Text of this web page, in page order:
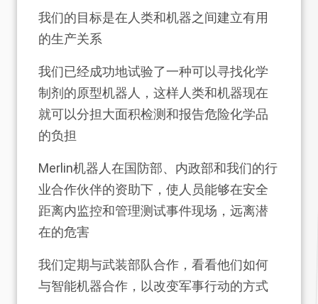
我们的目标是在人类和机器之间建立有用
的生产关系
我们已经成功地试验了一种可以寻找化学
制剂的原型机器人，这样人类和机器现在
就可以分担大面积检测和报告危险化学品
的负担
Merlin机器人在国防部、内政部和我们的行
业合作伙伴的资助下，使人员能够在安全
距离内监控和管理测试事件现场，远离潜
在的危害
我们定期与武装部队合作，看看他们如何
与智能机器合作，以改变军事行动的方式